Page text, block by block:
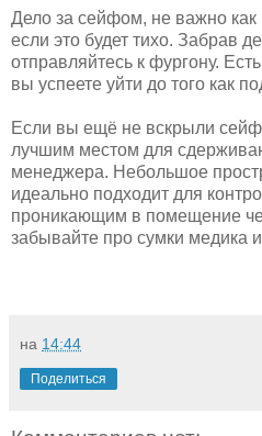
Дело за сейфом, не важно как
если это будет тихо. Забрав
отправляйтесь к фургону.
вы успеете уйти до того как
Если вы ещё не вскрыли
лучшим местом для
менеджера. Небольшое
идеально подходит для
проникающим в помещение
забывайте про сумки медика
на 14:44
Поделиться